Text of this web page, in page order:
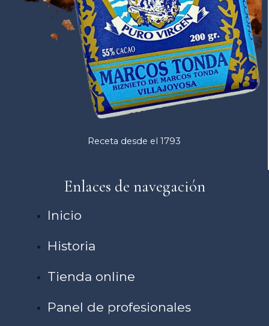
Receta desde el 1793
Enlaces de navegación
Inicio
Historia
Tienda online
Panel de profesionales